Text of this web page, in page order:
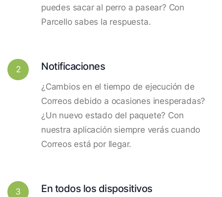
puedes sacar al perro a pasear? Con
Parcello sabes la respuesta.
2 Notificaciones
¿Cambios en el tiempo de ejecución de
Correos debido a ocasiones inesperadas?
¿Un nuevo estado del paquete? Con
nuestra aplicación siempre verás cuando
Correos está por llegar.
3 En todos los dispositivos